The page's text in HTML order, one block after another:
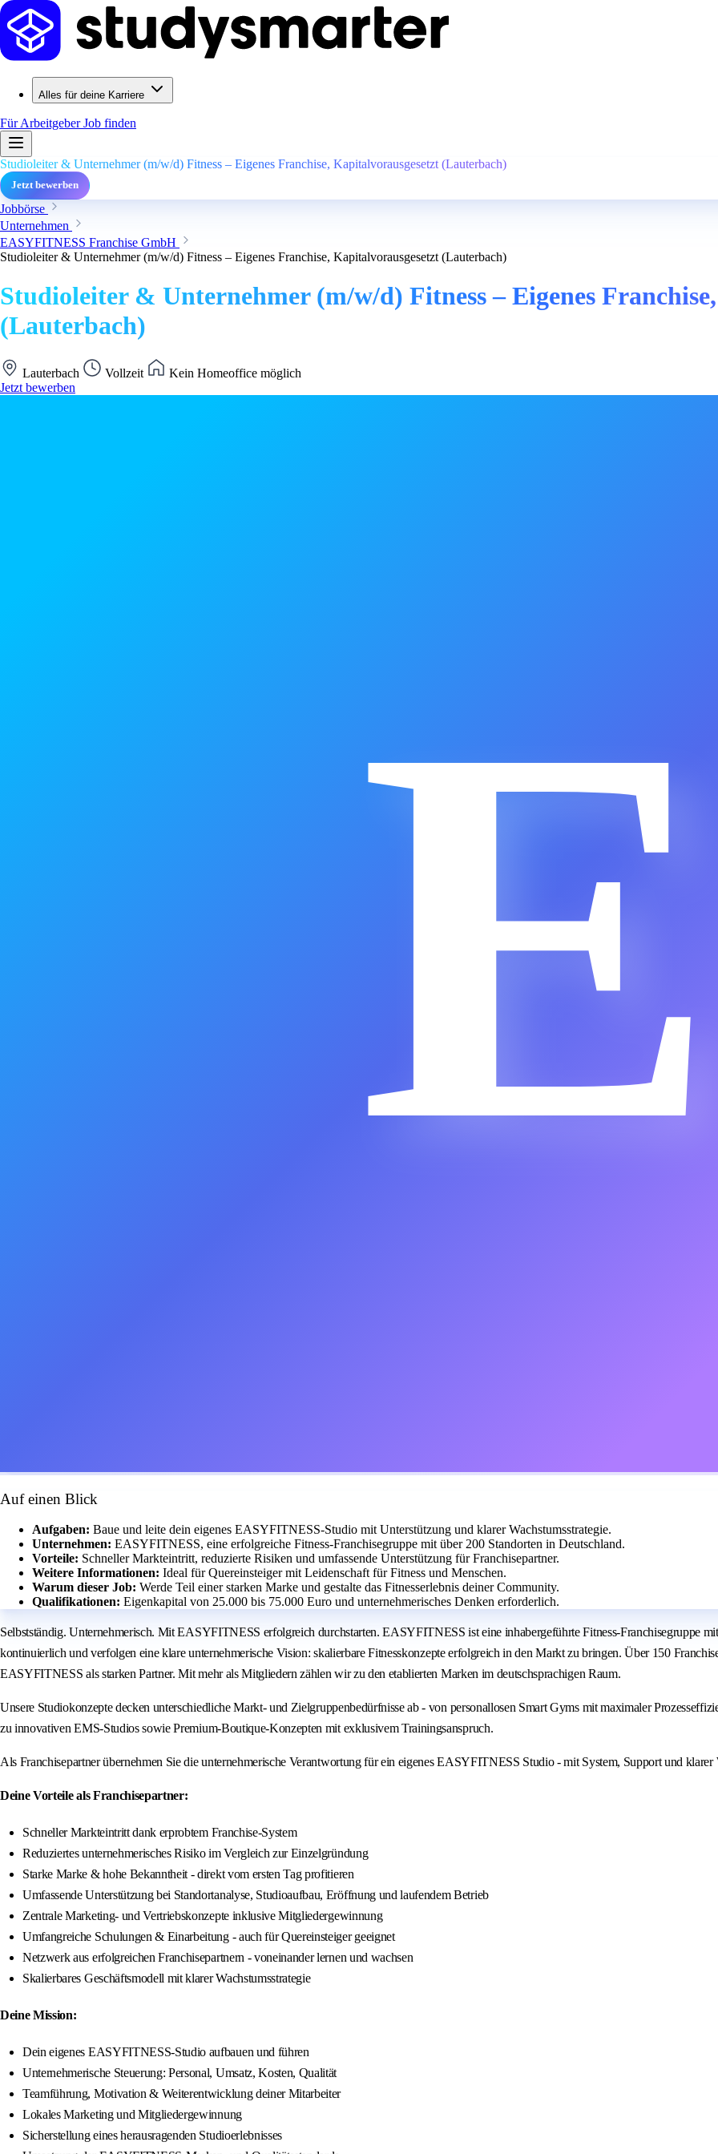
Alles für deine Karriere
Für ArbeitgeberJob finden
Studioleiter & Unternehmer (m/w/d) Fitness – Eigenes Franchise, Kapitalvorausgesetzt (Lauterbach)
Jetzt bewerben
Jobbörse
Unternehmen
EASYFITNESS Franchise GmbH
Studioleiter & Unternehmer (m/w/d) Fitness – Eigenes Franchise, Kapitalvorausgesetzt (Lauterbach)
Studioleiter & Unternehmer (m/w/d) Fitness – Eigenes
(Lauterbach)
Lauterbach Vollzeit
Kein Homeoffice möglich
Jetzt bewerben
E
Auf einen Blick
Aufgaben: Baue und leite dein eigenes EASYFITNESS-Studio mit Unterstützung und klarer Wachstumsstrategie.
Unternehmen: EASYFITNESS, eine erfolgreiche Fitness-Franchisegruppe mit über 200 Standorten in Deutschland.
Vorteile: Schneller Markteintritt, reduzierte Risiken und umfassende Unterstützung für Franchisepartner.
Weitere Informationen: Ideal für Quereinsteiger mit Leidenschaft für Fitness und Menschen.
Warum dieser Job: Werde Teil einer starken Marke und gestalte das Fitnesserlebnis deiner Community.
Qualifikationen: Eigenkapital von 25.000 bis 75.000 Euro und unternehmerisches Denken erforderlich.
Selbstständig. Unternehmerisch. Mit EASYFITNESS erfolgreich durchstarten. EASYFITNESS ist eine inhabergeführte Fitness-Franchisegruppe
kontinuierlich und verfolgen eine klare unternehmerische Vision: skalierbare Fitnesskonzepte erfolgreich in den Markt zu bringen. Über 150
EASYFITNESS als starken Partner. Mit mehr als Mitgliedern zählen wir zu den etablierten Marken im deutschsprachigen Raum.
Unsere Studiokonzepte decken unterschiedliche Markt- und Zielgruppenbedürfnisse ab - von personallosen Smart Gyms mit maximaler
zu innovativen EMS-Studios sowie Premium-Boutique-Konzepten mit exklusivem Trainingsanspruch.
Als Franchisepartner übernehmen Sie die unternehmerische Verantwortung für ein eigenes EASYFITNESS Studio - mit System, Support und klarer
Deine Vorteile als Franchisepartner:
Schneller Markteintritt dank erprobtem Franchise-System
Reduziertes unternehmerisches Risiko im Vergleich zur Einzelgründung
Starke Marke & hohe Bekanntheit - direkt vom ersten Tag profitieren
Umfassende Unterstützung bei Standortanalyse, Studioaufbau, Eröffnung und laufendem Betrieb
Zentrale Marketing- und Vertriebskonzepte inklusive Mitgliedergewinnung
Umfangreiche Schulungen & Einarbeitung - auch für Quereinsteiger geeignet
Netzwerk aus erfolgreichen Franchisepartnern - voneinander lernen und wachsen
Skalierbares Geschäftsmodell mit klarer Wachstumsstrategie
Deine Mission:
Dein eigenes EASYFITNESS-Studio aufbauen und führen
Unternehmerische Steuerung: Personal, Umsatz, Kosten, Qualität
Teamführung, Motivation & Weiterentwicklung deiner Mitarbeiter
Lokales Marketing und Mitgliedergewinnung
Sicherstellung eines herausragenden Studioerlebnisses